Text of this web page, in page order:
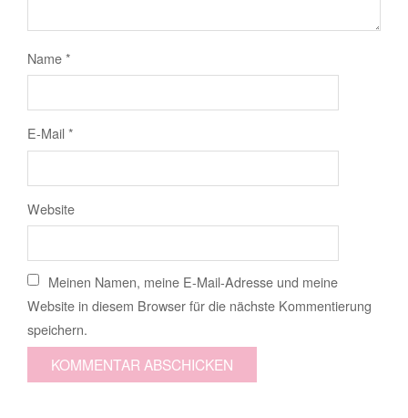
Name*
E-Mail*
Website
Meinen Namen, meine E-Mail-Adresse und meine
Website in diesem Browser für die nächste Kommentierung
speichern.